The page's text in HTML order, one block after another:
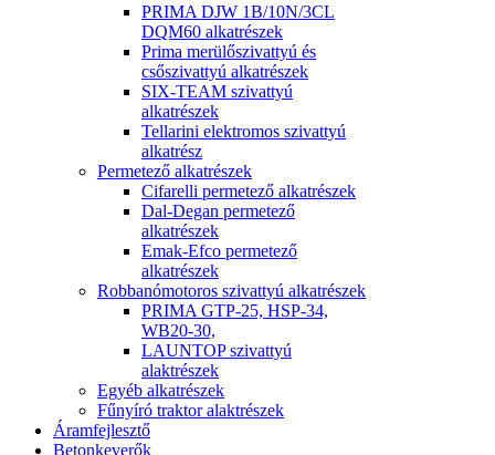
PRIMA DJW 1B/10N/3CL
DQM60 alkatrészek
Prima merülőszivattyú és
csőszivattyú alkatrészek
SIX-TEAM szivattyú
alkatrészek
Tellarini elektromos szivattyú
alkatrész
Permetező alkatrészek
Cifarelli permetező alkatrészek
Dal-Degan permetező
alkatrészek
Emak-Efco permetező
alkatrészek
Robbanómotoros szivattyú alkatrészek
PRIMA GTP-25, HSP-34,
WB20-30,
LAUNTOP szivattyú
alaktrészek
Egyéb alkatrészek
Fűnyíró traktor alaktrészek
Áramfejlesztő
Betonkeverők